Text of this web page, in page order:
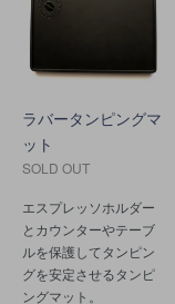
ラバータンピングマ
ット
SOLD OUT
エスプレッソホルダー
とカウンターやテーブ
ルを保護してタンピン
グを安定させるタンピ
ングマット。